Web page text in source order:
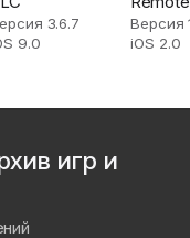
3.6.7
9.0
Версия
iOS 2.0
игр и